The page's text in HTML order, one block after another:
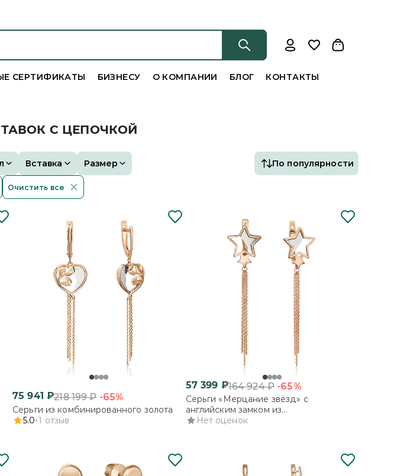
СЕРТИФИКАТЫ БИЗНЕСУ О КОМПАНИИ БЛОГ КОНТАКТЫ
С ЦЕПОЧКОЙ
Вставка Размер По популярности
Очистить все
75 941 ₽218 199₽ -65%
Серьги из комбинированного золота
5.0 1 отзыв
57 399 ₽164 924₽ -65%
Серьги «Мерцание звёзд» с
английским замком из
комбинированного золота
Нет оценок